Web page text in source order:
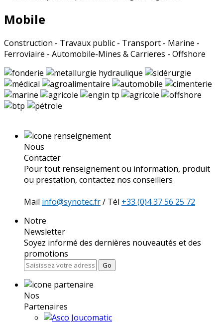
Mobile
Construction - Travaux public - Transport - Marine -
Ferroviaire - Automobile-Mines & Carrieres - Offshore
Nous
Contacter
Pour tout renseignement ou information, produit
ou prestation, contactez nos conseillers
Mail info@synotec.fr/ Tél +33 (0)4 37 56 25 72
Notre
Newsletter
Soyez informé des dernières nouveautés et des
promotions
Go
Nos
Partenaires